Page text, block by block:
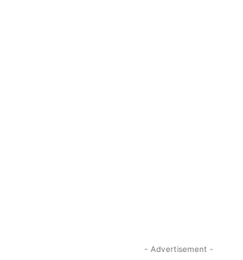
- Advertisement -